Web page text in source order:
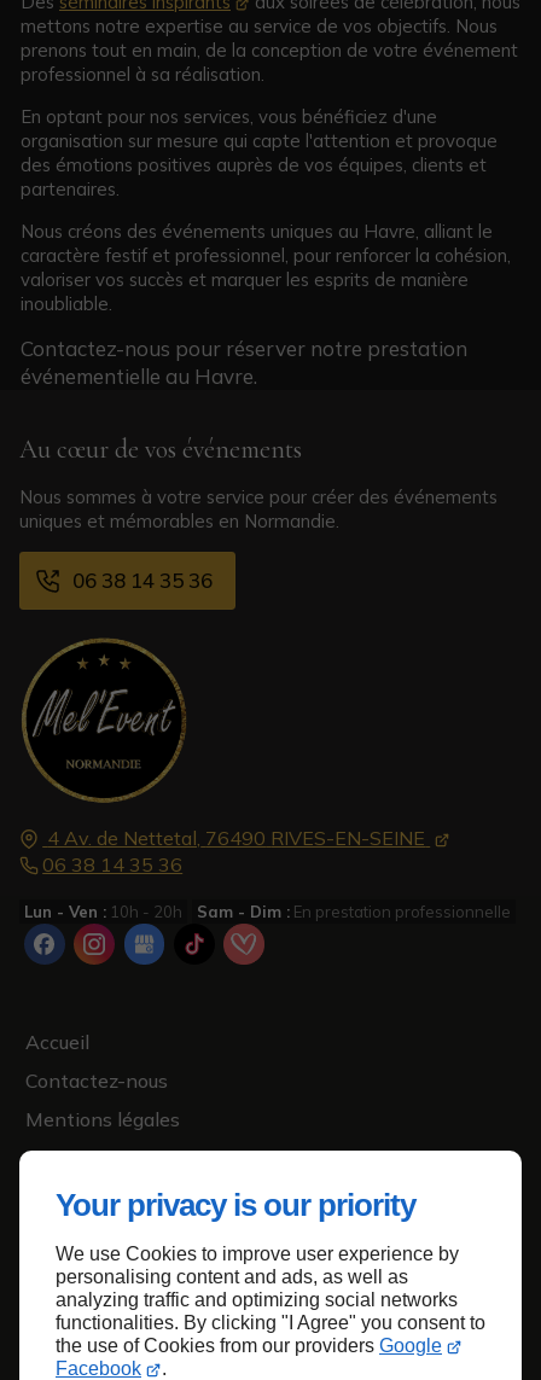
Your privacy is our priority
We use Cookies to improve user experience by
personalising content and ads, as well as
analyzing traffic and optimizing social networks
functionalities. By clicking "I Agree" you consent to
the use of Cookies from our providers Google
Facebook
.
mettons notre expertise au service de vos objectifs. Nous
prenons tout en main, de la conception de votre événement
professionnel à sa réalisation.
En optant pour nos services, vous bénéficiez d'une
organisation sur mesure qui capte l'attention et provoque
des émotions positives auprès de vos équipes, clients et
partenaires.
Nous créons des événements uniques au Havre, alliant le
caractère festif et professionnel, pour renforcer la cohésion,
valoriser vos succès et marquer les esprits de manière
inoubliable.
Contactez-nous pour réserver notre prestation
événementielle au Havre.
4 Av. de Nettetal, 76490 RIVES-EN-SEINE
06 38 14 35 36
Lun - Ven : 10h - 20h Sam - Dim : En prestation professionnelle
Accueil
Contactez-nous
Mentions légales
Plan du site
Au cœur de vos événements
Nous sommes à votre service pour créer des événements
uniques et mémorables en Normandie.
06 38 14 35 36
Haut de page